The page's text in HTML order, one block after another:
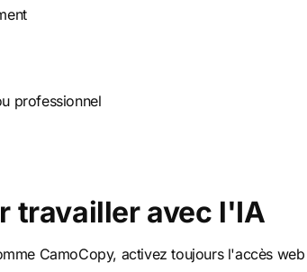
professionnel
travailler avec l'IA
CamoCopy, activez toujours l'accès